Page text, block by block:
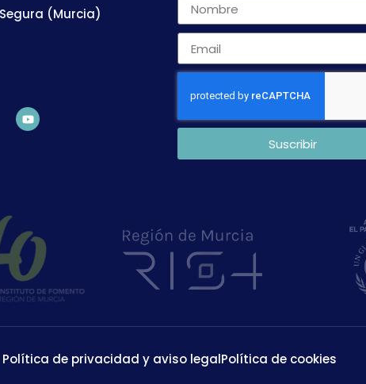
(Murcia)
Suscribir
Política de privacidad y aviso legalPolítica de cookies